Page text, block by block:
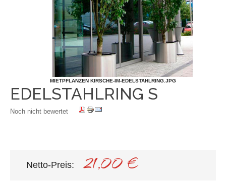
MIETPFLANZEN KIRSCHE-IM-EDELSTAHLRING.JPG
EDELSTAHLRING S
Noch nicht bewertet
Netto-Preis: 21,00 €